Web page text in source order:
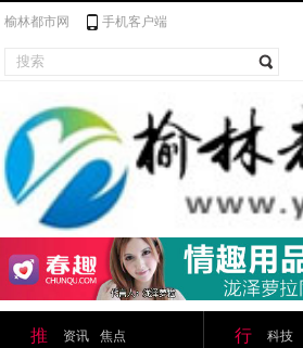
榆林都市网 手机客户端
推
资讯
焦点
行
科技